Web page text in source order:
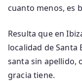
cuanto menos, es
Resulta que en
localidad de Santa
santa sin apellido,
gracia tiene.